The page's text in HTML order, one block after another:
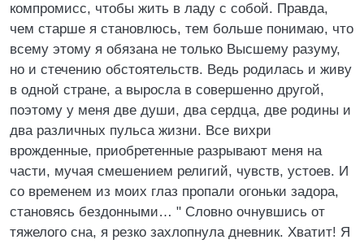
компромисс, чтобы жить в ладу с собой. Правда,
чем старше я становлюсь, тем больше понимаю, что
всему этому я обязана не только Высшему разуму,
но и стечению обстоятельств. Ведь родилась и живу
в одной стране, а выросла в совершенно другой,
поэтому у меня две души, два сердца, две родины и
два различных пульса жизни. Все вихри
врожденные, приобретенные разрывают меня на
части, мучая смешением религий, чувств, устоев. И
со временем из моих глаз пропали огоньки задора,
становясь бездонными… " Словно очнувшись от
тяжелого сна, я резко захлопнула дневник. Хватит! Я